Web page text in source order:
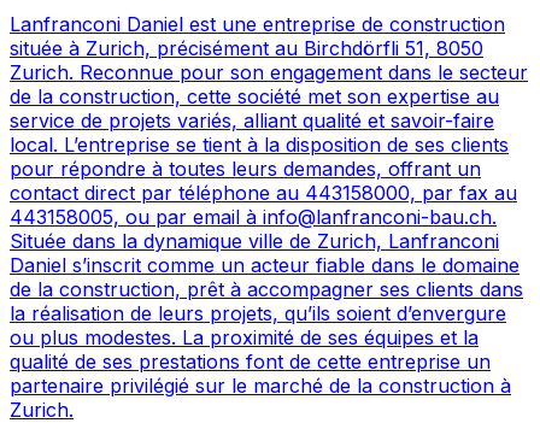
Lanfranconi Daniel est une entreprise de construction
située à Zurich, précisément au Birchdörfli 51, 8050
Zurich. Reconnue pour son engagement dans le secteur
de la construction, cette société met son expertise au
service de projets variés, alliant qualité et savoir-faire
local. L’entreprise se tient à la disposition de ses clients
pour répondre à toutes leurs demandes, offrant un
contact direct par téléphone au 443158000, par fax au
443158005, ou par email à info@lanfranconi-bau.ch.
Située dans la dynamique ville de Zurich, Lanfranconi
Daniel s’inscrit comme un acteur fiable dans le domaine
de la construction, prêt à accompagner ses clients dans
la réalisation de leurs projets, qu’ils soient d’envergure
ou plus modestes. La proximité de ses équipes et la
qualité de ses prestations font de cette entreprise un
partenaire privilégié sur le marché de la construction à
Zurich.